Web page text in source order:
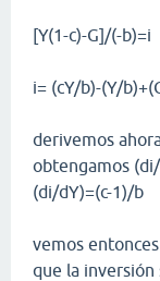
[Y(1-c)-G]/(-b)=i
i= (cY/b)-(Y/
derivemos
obtengamos
(di/dY)=(c-1)/b
vemos
que la inversión